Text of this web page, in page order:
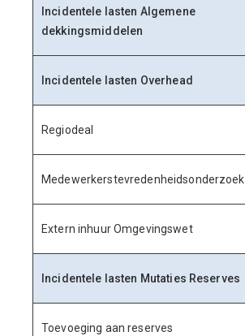
Incidentele lasten Algemene
dekkingsmiddelen
Incidentele lasten Overhead
Regiodeal
Medewerkerstevredenheidsonderzoek
Extern inhuur Omgevingswet
Incidentele lasten Mutaties Reserves
Toevoeging aan reserves